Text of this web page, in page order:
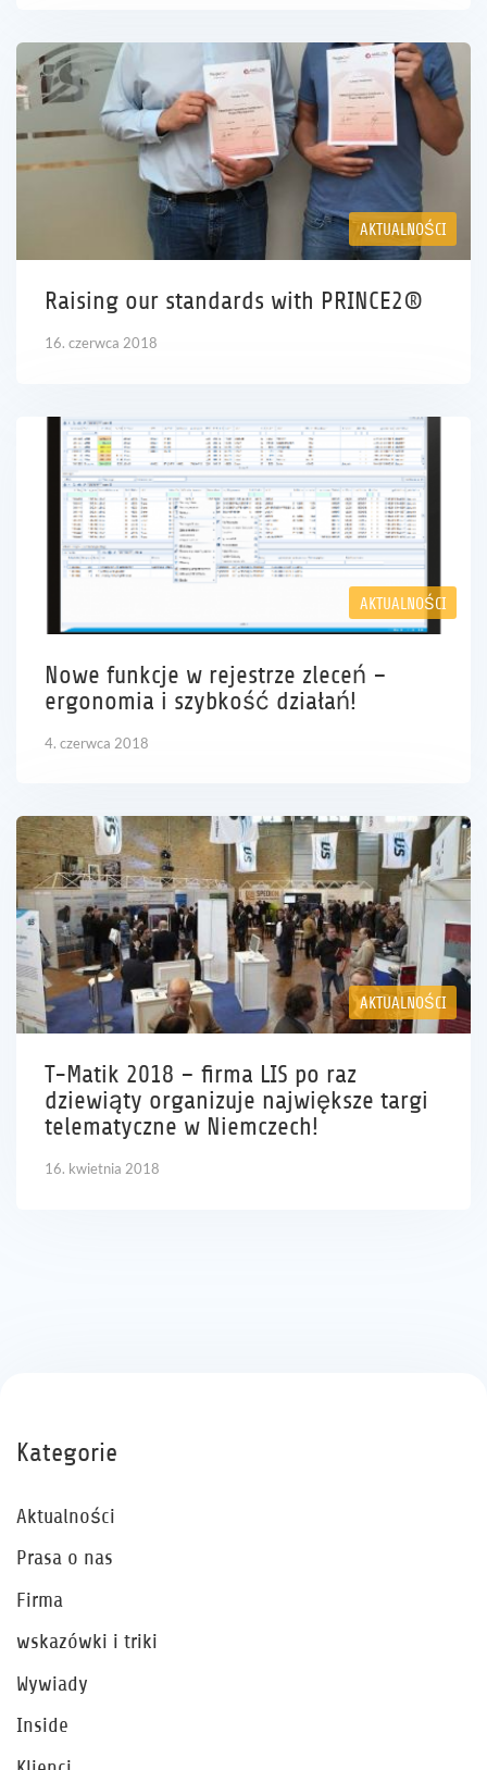
AKTUALNOŚCI
Raising our standards with PRINCE2®
16. czerwca 2018
AKTUALNOŚCI
Nowe funkcje w rejestrze zleceń –
ergonomia i szybkość działań!
4. czerwca 2018
AKTUALNOŚCI
T-Matik 2018 – firma LIS po raz
dziewiąty organizuje największe targi
telematyczne w Niemczech!
16. kwietnia 2018
Kategorie
Aktualności
Prasa o nas
Firma
wskazówki i triki
Wywiady
Inside